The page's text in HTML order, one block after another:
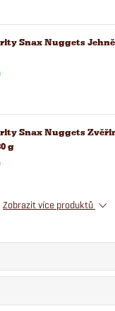
Snax Nuggets
Snax Nuggets
g
Zobrazit více produktů